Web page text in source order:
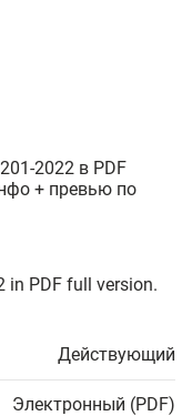
2022 в PDF
+ превью по
in PDF full version.
Действующий
Электронный (PDF)